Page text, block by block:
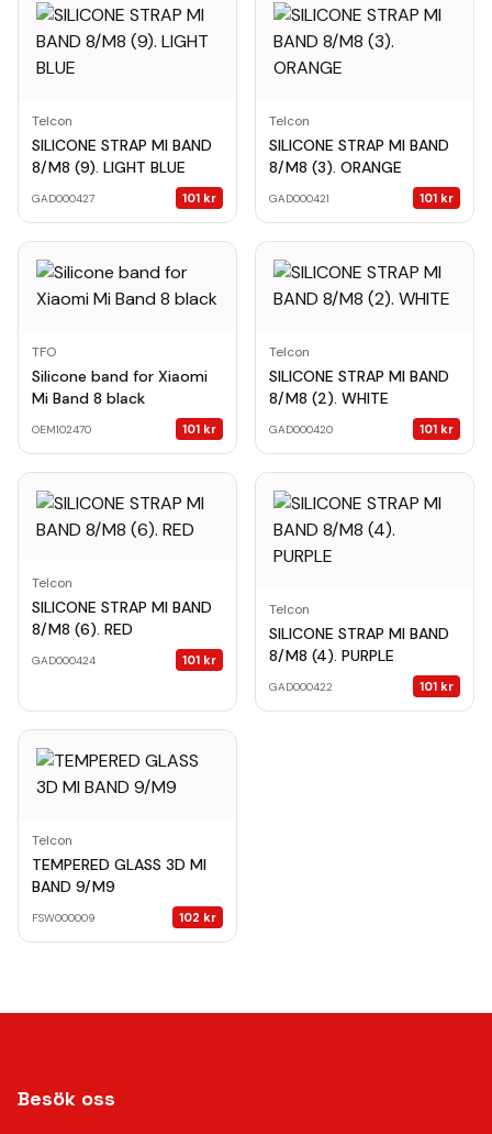
Telcon
SILICONE STRAP MI BAND
8/M8 (9). LIGHT BLUE
GAD000427 101 kr
Telcon
SILICONE STRAP MI BAND
8/M8 (3). ORANGE
GAD000421 101 kr
TFO
Silicone band for Xiaomi
Mi Band 8 black
OEM102470 101 kr
Telcon
SILICONE STRAP MI BAND
8/M8 (2). WHITE
GAD000420 101 kr
Telcon
SILICONE STRAP MI BAND
8/M8 (6). RED
GAD000424 101 kr
Telcon
SILICONE STRAP MI BAND
8/M8 (4). PURPLE
GAD000422 101 kr
Telcon
TEMPERED GLASS 3D MI
BAND 9/M9
FSW000009 102 kr
Besök oss